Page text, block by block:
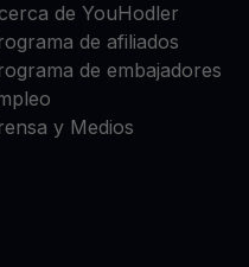
de YouHodler
de afiliados
de embajadores
y Medios